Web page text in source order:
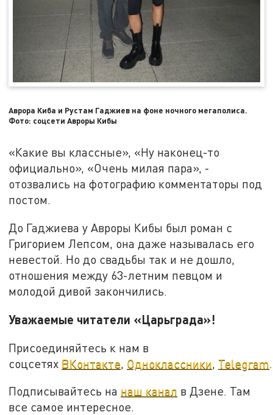
Аврора Киба и Рустам Гаджиев на фоне ночного мегаполиса.
Фото: соцсети Авроры Кибы
«Какие вы классные», «Ну наконец-то
официально», «Очень милая пара», -
отозвались на фотографию комментаторы под
постом.
До Гаджиева у Авроры Кибы был роман с
Григорием Лепсом, она даже называлась его
невестой. Но до свадьбы так и не дошло,
отношения между 63-летним певцом и
молодой дивой закончились.
Уважаемые читатели «Царьграда»!
Присоединяйтесь к нам в
соцсетях ВКонтакте Одноклассники Telegram
Подписывайтесь на наш канал в Дзене. Там
все самое интересное.